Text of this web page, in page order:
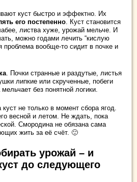
куст быстро и эффектно. Их
его постепенно. Куст становится
листва хуже, урожай мельче. И
можно годами лечить “кислую
проблема вообще-то сидит в почке и
. Почки странные и раздутые, листья
липкие или скрученные, побеги
без понятной логики.
куст не только в момент сбора ягод.
весной и летом. Не ждать, пока
Смородина не обязана сама
жить за её счёт. 🙂
урожай – и
до следующего